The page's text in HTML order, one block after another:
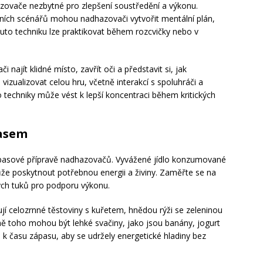
nezbytné pro zlepšení soustředění a výkonu.
scénářů mohou nadhazovači vytvořit mentální plán,
techniku lze praktikovat během rozcvičky nebo v
najít klidné místo, zavřít oči a představit si, jak
celou hru, včetně interakcí s spoluhráči a
může vést k lepší koncentraci během kritických
přípravě nadhazovačů. Vyvážené jídlo konzumované
poskytnout potřebnou energii a živiny. Zaměřte se na
tuků pro podporu výkonu.
celozrnné těstoviny s kuřetem, hnědou rýži se zeleninou
toho mohou být lehké svačiny, jako jsou banány, jogurt
času zápasu, aby se udržely energetické hladiny bez